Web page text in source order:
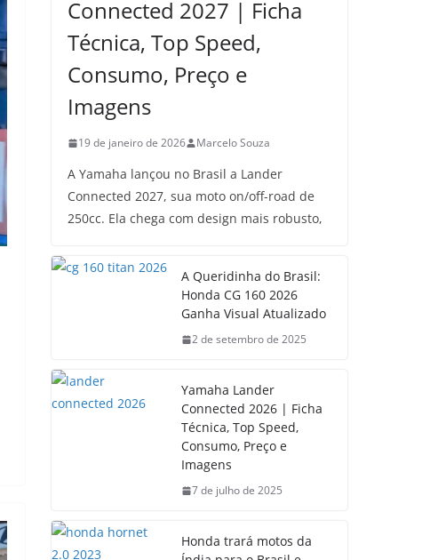
Connected 2027 | Ficha
Técnica, Top Speed,
Consumo, Preço e
Imagens
19 de janeiro de 2026 Marcelo Souza
A Yamaha lançou no Brasil a Lander
Connected 2027, sua moto on/off-road de
250cc. Ela chega com design mais robusto,
A Queridinha do Brasil:
Honda CG 160 2026
Ganha Visual Atualizado
2 de setembro de 2025
Yamaha Lander
Connected 2026 | Ficha
Técnica, Top Speed,
Consumo, Preço e
Imagens
7 de julho de 2025
Honda trará motos da